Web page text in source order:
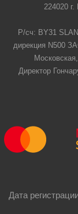
224020
Р/сч: BY31
дирекция N500
Директор
Дата